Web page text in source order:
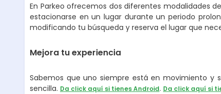
En Parkeo ofrecemos dos diferentes modalidades
estacionarse en un lugar durante un periodo
modificando tu búsqueda y reserva el lugar que
Mejora tu experiencia
Sabemos que uno siempre está en movimiento y
sencilla. Da click aquí si tienes Android. Da click aquí si